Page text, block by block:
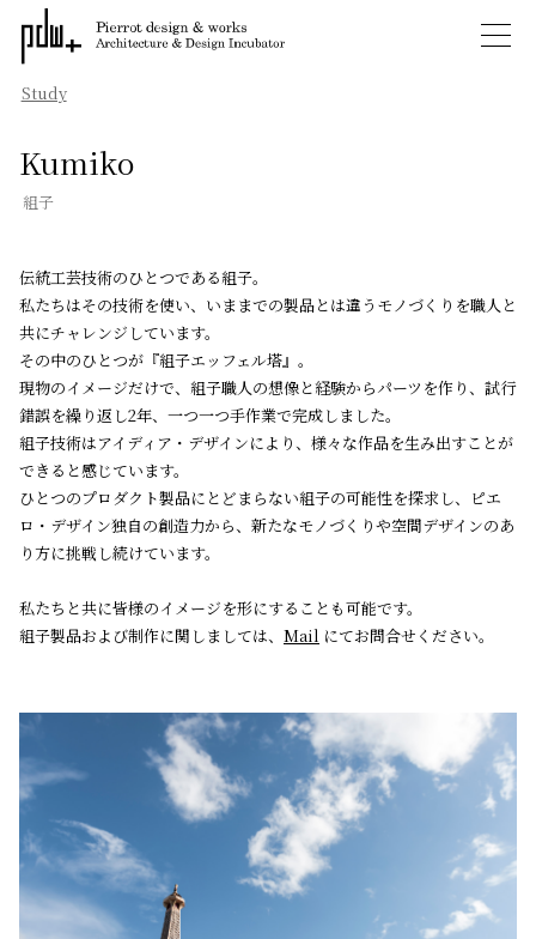
Study
Kumiko
組子
伝統工芸技術のひとつである組子。
私たちはその技術を使い、いままでの製品とは違うモノづくりを職人と
共にチャレンジしています。
その中のひとつが『組子エッフェル塔』。
現物のイメージだけで、組子職人の想像と経験からパーツを作り、試⾏
錯誤を繰り返し2年、⼀つ⼀つ⼿作業で完成しました。
組⼦技術はアイディア・デザインにより、様々な作品を⽣み出すことが
できると感じています。
ひとつのプロダクト製品にとどまらない組⼦の可能性を探求し、ピエ
ロ・デザイン独⾃の創造⼒から、新たなモノづくりや空間デザインのあ
り⽅に挑戦し続けています。
私たちと共に皆様のイメージを形にすることも可能です。
組⼦製品および制作に関しましては、 Mail にてお問合せください。